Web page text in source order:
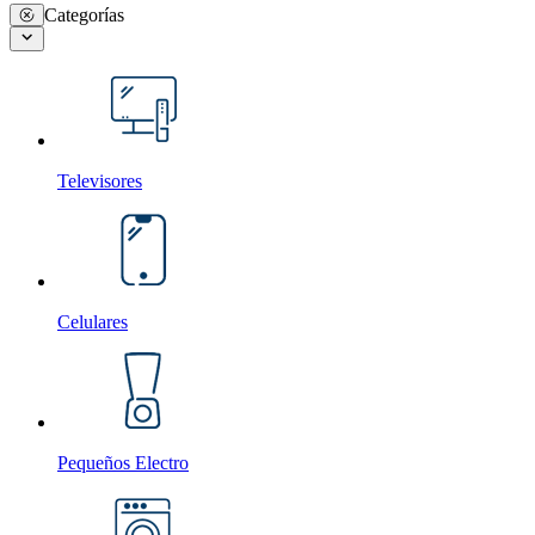
Categorías
Televisores
Celulares
Pequeños Electro